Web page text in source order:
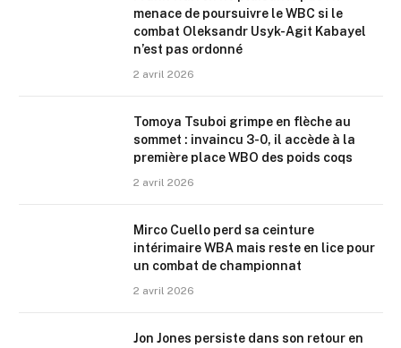
menace de poursuivre le WBC si le
combat Oleksandr Usyk-Agit Kabayel
n’est pas ordonné
2 avril 2026
Tomoya Tsuboi grimpe en flèche au
sommet : invaincu 3-0, il accède à la
première place WBO des poids coqs
2 avril 2026
Mirco Cuello perd sa ceinture
intérimaire WBA mais reste en lice pour
un combat de championnat
2 avril 2026
Jon Jones persiste dans son retour en